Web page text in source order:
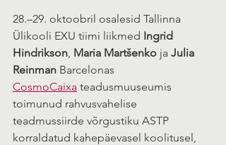
28.–29. oktoobril osalesid Tallinna
Ülikooli EXU tiimi liikmed Ingrid
Hindrikson Maria Martšenko ja Julia
Reinman Barcelonas
CosmoCaixa teadusmuuseumis
toimunud rahvusvahelise
teadmussiirde võrgustiku ASTP
korraldatud kahepäevasel koolitusel,